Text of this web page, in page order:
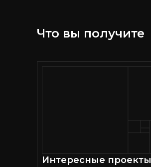
Что вы получите
Интересные проекты